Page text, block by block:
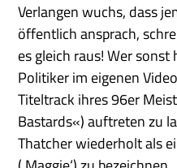
Verlangen wuchs, dass
öffentlich ansprach,
es gleich raus! Wer
Politiker im eigenen
Titeltrack ihres 96er
Bastards«) auftreten zu
Thatcher wiederholt als